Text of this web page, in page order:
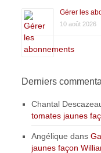
Gérer les
10 août 2026
Derniers
Chantal
tomates jaunes
Angélique dans
jaunes façon